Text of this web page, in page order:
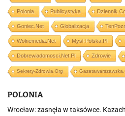
Polonia Publicystyka
Goniec.net Globalizacja
Wolnemedia.net Mysl-Polska.pl
Dobrewiadomosci.net.pl Zdrowie
Sekrety-Zdrowia.org
POLONIA
Wrocław: zasnęła w taksówce.